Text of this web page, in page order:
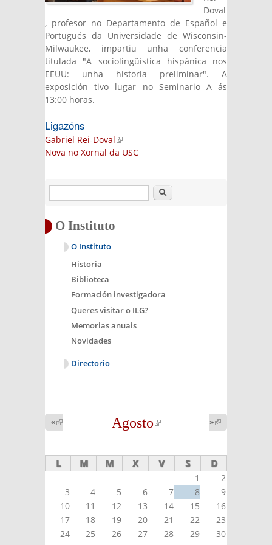
Doval
, profesor no Departamento de Español e
Portugués da Universidade de Wisconsin-
Milwaukee, impartiu unha conferencia
titulada "A sociolingüística hispánica nos
EEUU: unha historia preliminar". A
exposición tivo lugar no Seminario A ás
13:00 horas.
Ligazóns
Gabriel Rei-Doval(link is external)
Nova no Xornal da USC
Buscar
O Instituto
O Instituto
Historia
Biblioteca
Formación investigadora
Queres visitar o ILG?
Memorias anuais
Novidades
Directorio
Agosto
(link is
«
external)
»
external)
L M M X V S D
1
2
3
4 5 6 7 8
9
10
11 12 13 14 15
16
17
18 19 20 21 22
23
24
25 26 27 28 29
30